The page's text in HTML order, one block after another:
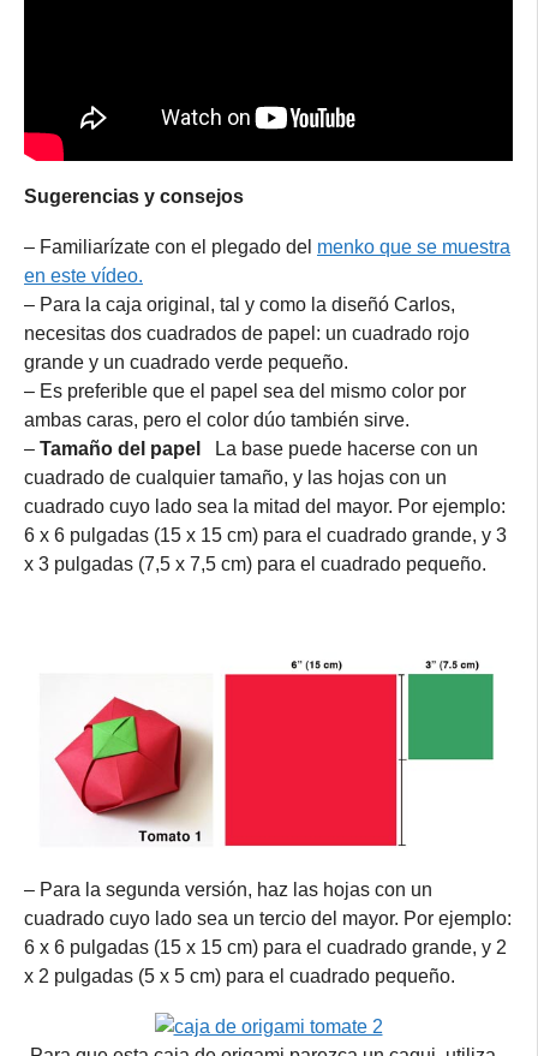
Sugerencias y consejos
– Familiarízate con el plegado del menko que se muestra
en este vídeo.
– Para la caja original, tal y como la diseñó Carlos,
necesitas dos cuadrados de papel: un cuadrado rojo
grande y un cuadrado verde pequeño.
– Es preferible que el papel sea del mismo color por
ambas caras, pero el color dúo también sirve.
– Tamaño del papel
La base puede hacerse con un
cuadrado de cualquier tamaño, y las hojas con un
cuadrado cuyo lado sea la mitad del mayor. Por ejemplo:
6 x 6 pulgadas (15 x 15 cm) para el cuadrado grande, y 3
x 3 pulgadas (7,5 x 7,5 cm) para el cuadrado pequeño.
– Para la segunda versión, haz las hojas con un
cuadrado cuyo lado sea un tercio del mayor. Por ejemplo:
6 x 6 pulgadas (15 x 15 cm) para el cuadrado grande, y 2
x 2 pulgadas (5 x 5 cm) para el cuadrado pequeño.